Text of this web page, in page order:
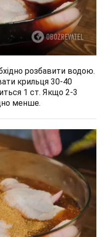
розбавити водою.
крильця 30-40
1 ст. Якщо 2-3
менше.